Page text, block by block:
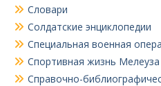
Словари
Солдатские энциклопедии
Специальная военная
Спортивная жизнь Мелеуза
Справочно-